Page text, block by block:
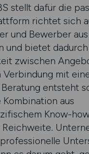
stellt dafür die
richtet sich
und Bewerber
und bietet
zwischen
Verbindung mit
entsteht
aus
Know-